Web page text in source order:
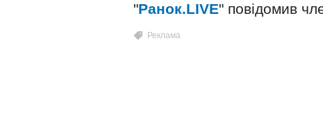
"Ранок.LIVE" повідомив